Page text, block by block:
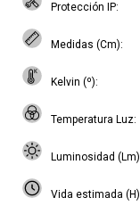
Protección IP
Medidas (Cm)
Kelvin (º)
Temperatura Luz
Luminosidad (Lm)
Vida estimada (H)